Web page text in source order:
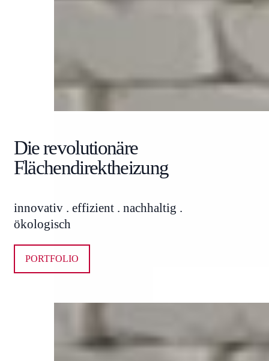
Die revolutionäre
Flächendirektheizung
innovativ . effizient . nachhaltig .
ökologisch
PORTFOLIO